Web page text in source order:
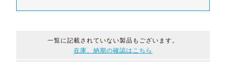
一覧に記載されていない製品もございます。
在庫、納期の確認はこちら